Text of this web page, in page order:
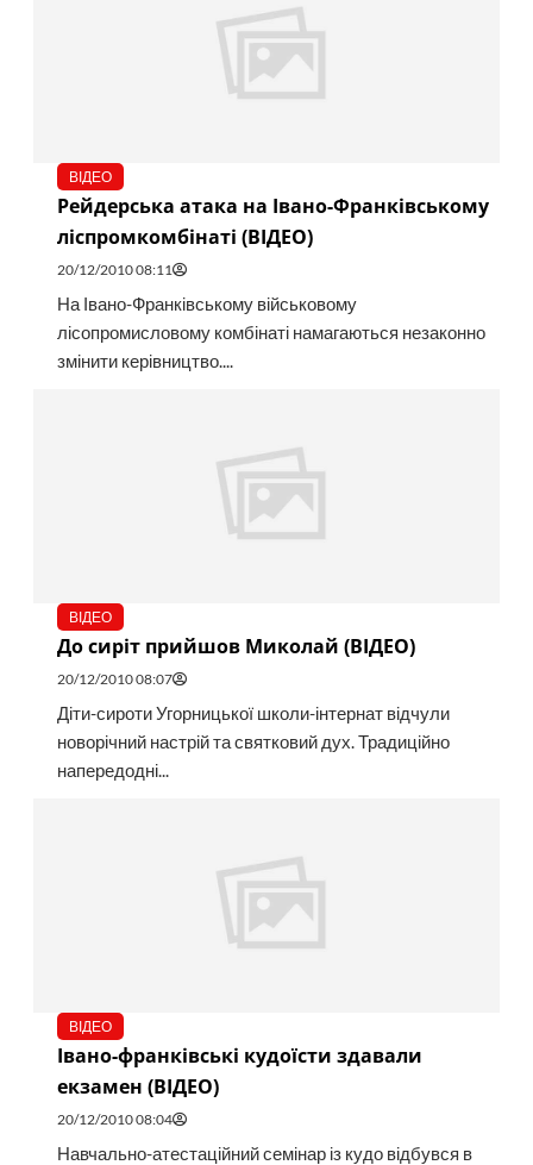
ВІДЕО
Рейдерська атака на Івано-Франківському
ліспромкомбінаті (ВІДЕО)
20/12/2010 08:11
На Івано-Франківському військовому
лісопромисловому комбінаті намагаються незаконно
змінити керівництво....
ВІДЕО
До сиріт прийшов Миколай (ВІДЕО)
20/12/2010 08:07
Діти-сироти Угорницької школи-інтернат відчули
новорічний настрій та святковий дух. Традиційно
напередодні...
ВІДЕО
Івано-франківські кудоїсти здавали
екзамен (ВІДЕО)
20/12/2010 08:04
Навчально-атестаційний семінар із кудо відбувся в